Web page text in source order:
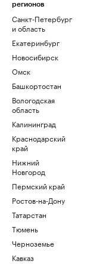
регионов
Санкт-Петербург
и область
Екатеринбург
Новосибирск
Омск
Башкортостан
Вологодская
область
Калининград
Краснодарский
край
Нижний
Новгород
Пермский край
Ростов-на-Дону
Татарстан
Тюмень
Черноземье
Кавказ